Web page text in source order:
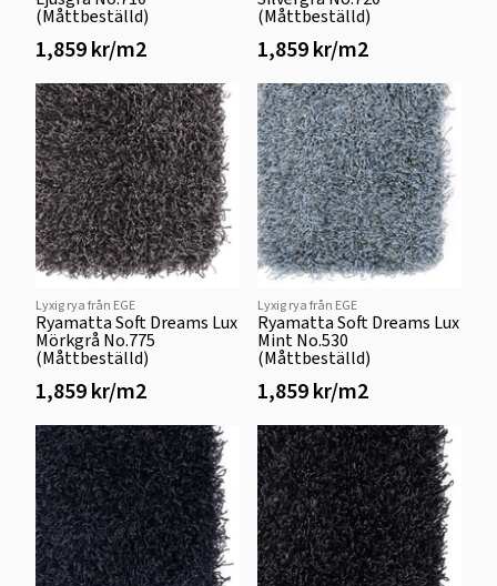
(Måttbeställd)
1,859 kr/m2
(Måttbeställd)
1,859 kr/m2
Lyxig rya från EGE
Ryamatta Soft Dreams Lux
Mörkgrå No.775
(Måttbeställd)
1,859 kr/m2
Lyxig rya från EGE
Ryamatta Soft Dreams Lux
Mint No.530
(Måttbeställd)
1,859 kr/m2